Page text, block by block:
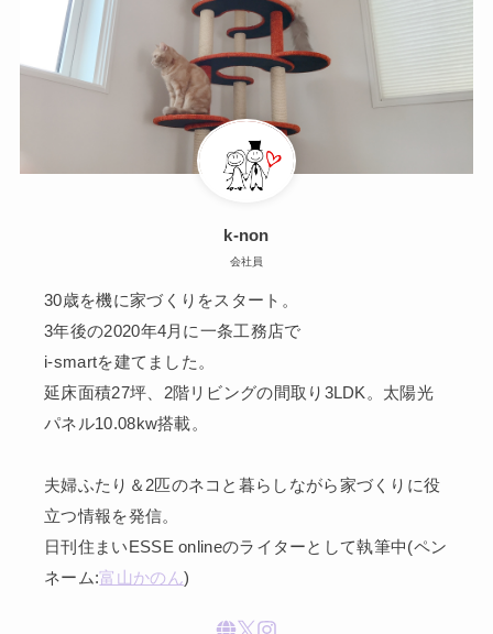
k-non
会社員
30歳を機に家づくりをスタート。
3年後の2020年4月に一条工務店で
i-smartを建てました。
延床面積27坪、2階リビングの間取り3LDK。太陽光
パネル10.08kw搭載。
夫婦ふたり＆2匹のネコと暮らしながら家づくりに役
立つ情報を発信。
日刊住まいESSE onlineのライターとして執筆中(ペン
ネーム:富山かのん)